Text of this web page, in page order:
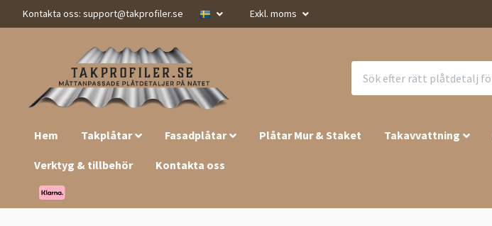
Kontakta oss: support@takprofiler.se Exkl. moms
Hem Takplåtar Fasadplåtar Plåtar Mur & Staket Takavvattning
Verktyg & tillbehör Kontakta oss